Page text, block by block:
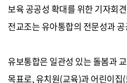
보육 공공성 확대를 위한 기자회
전교조는 유아통합의 전문성과
유보통합은 일관성 있는 돌봄과
목표로,유치원(교육)과 어린이집(